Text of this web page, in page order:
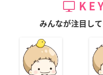
みんなが注目し